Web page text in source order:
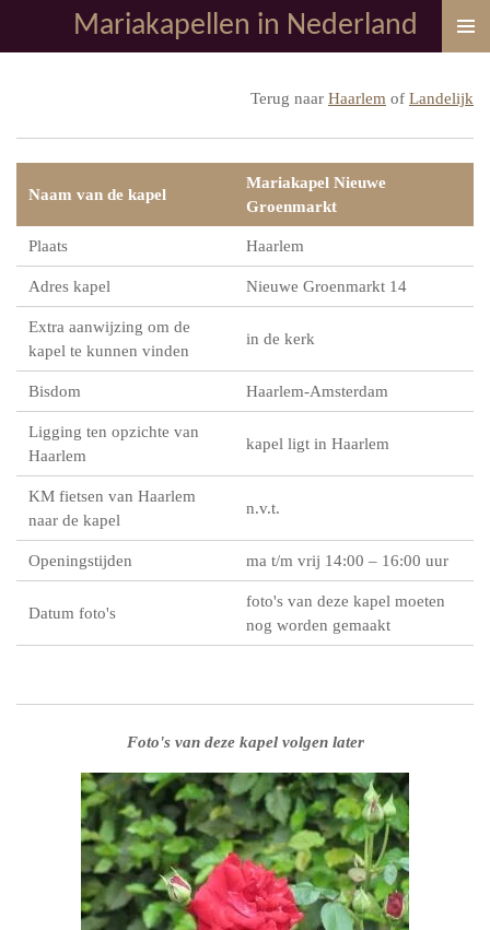
direct
Mariakapellen in Nederland
Terug naar Haarlem of Landelijk
Naam van de kapel
Mariakapel Nieuwe
Groenmarkt
Plaats Haarlem
Adres kapel Nieuwe Groenmarkt 14
Extra aanwijzing om de
kapel te kunnen vinden
in de kerk
Bisdom Haarlem-Amsterdam
Ligging ten opzichte van
Haarlem
kapel ligt in Haarlem
KM fietsen van Haarlem
naar de kapel
n.v.t.
Openingstijden ma t/m vrij 14:00 – 16:00 uur
Datum foto's
foto's van deze kapel moeten
nog worden gemaakt
Foto's van deze kapel volgen later